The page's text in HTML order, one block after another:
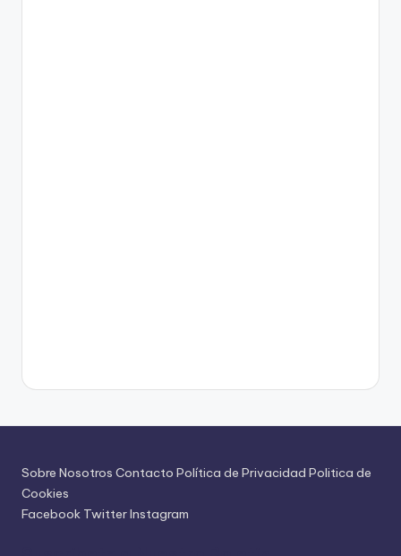
Sobre Nosotros Contacto Política de Privacidad Politica de
Cookies
Facebook TwitterInstagram